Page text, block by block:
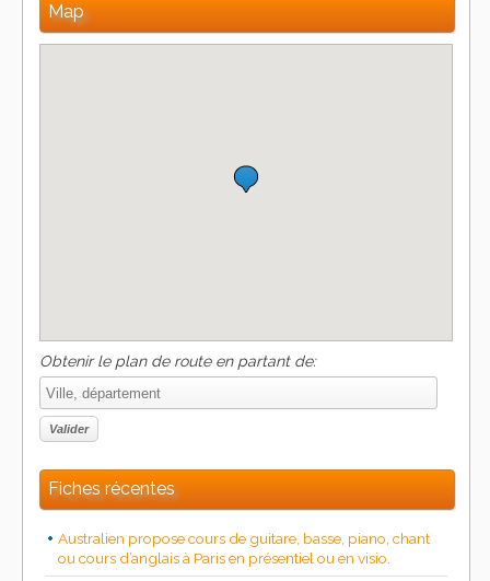
Map
Obtenir le plan de route en partant de:
Fiches récentes
Australien propose cours de guitare, basse, piano, chant
ou cours d’anglais à Paris en présentiel ou en visio.